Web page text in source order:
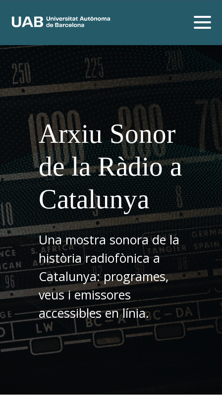
Arxiu Sonor
de la Ràdio a
Catalunya
Una mostra sonora de la
història radiofònica a
Catalunya: programes,
veus i emissores
accessibles en línia.